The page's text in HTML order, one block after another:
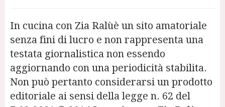
In cucina con Zia Ralùè un sito amatoriale
senza fini di lucro e non rappresenta una
testata giornalistica non essendo
aggiornando con una periodicità stabilita.
Non può pertanto considerarsi un prodotto
editoriale ai sensi della legge n. 62 del